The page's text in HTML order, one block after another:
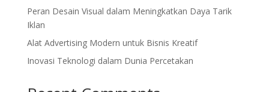
Peran Desain Visual dalam Meningkatkan Daya Tarik
Iklan
Alat Advertising Modern untuk Bisnis Kreatif
Inovasi Teknologi dalam Dunia Percetakan